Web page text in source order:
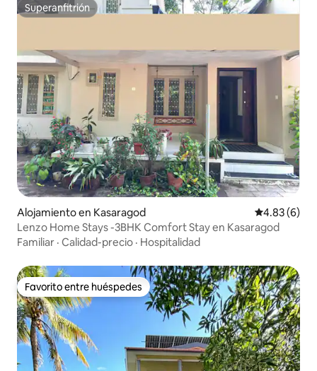
Superanfitrión
Superanfitrión
Alojamiento en Kasaragod Calificación
4.83 (6)
Lenzo Home Stays -3BHK Comfort Stay en Kasaragod
Familiar · Calidad-precio · Hospitalidad
Favorito entre huéspedes
Favorito entre huéspedes